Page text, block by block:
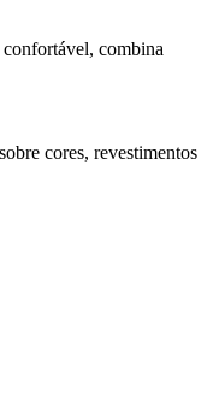
combina
cores, revestimentos